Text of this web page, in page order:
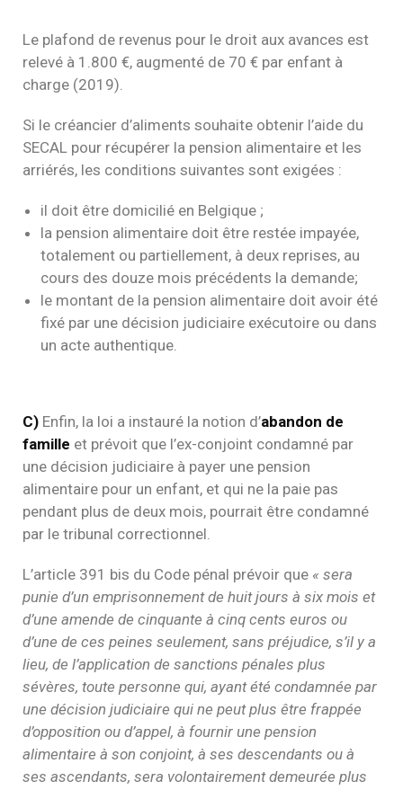
Le plafond de revenus pour le droit aux avances est
relevé à 1.800 €, augmenté de 70 € par enfant à
charge (2019).
Si le créancier d’aliments souhaite obtenir l’aide du
SECAL pour récupérer la pension alimentaire et les
arriérés, les conditions suivantes sont exigées :
il doit être domicilié en Belgique ;
la pension alimentaire doit être restée impayée,
totalement ou partiellement, à deux reprises, au
cours des douze mois précédents la demande;
le montant de la pension alimentaire doit avoir été
fixé par une décision judiciaire exécutoire ou dans
un acte authentique.
C) Enfin, la loi a instauré la notion d’abandon de
famille et prévoit que l’ex-conjoint condamné par
une décision judiciaire à payer une pension
alimentaire pour un enfant, et qui ne la paie pas
pendant plus de deux mois, pourrait être condamné
par le tribunal correctionnel.
L’article 391 bis du Code pénal prévoir que « sera
punie d’un emprisonnement de huit jours à six mois et
d’une amende de cinquante à cinq cents euros ou
d’une de ces peines seulement, sans préjudice, s’il y a
lieu, de l’application de sanctions pénales plus
sévères, toute personne qui, ayant été condamnée par
une décision judiciaire qui ne peut plus être frappée
d’opposition ou d’appel, à fournir une pension
alimentaire à son conjoint, à ses descendants ou à
ses ascendants, sera volontairement demeurée plus